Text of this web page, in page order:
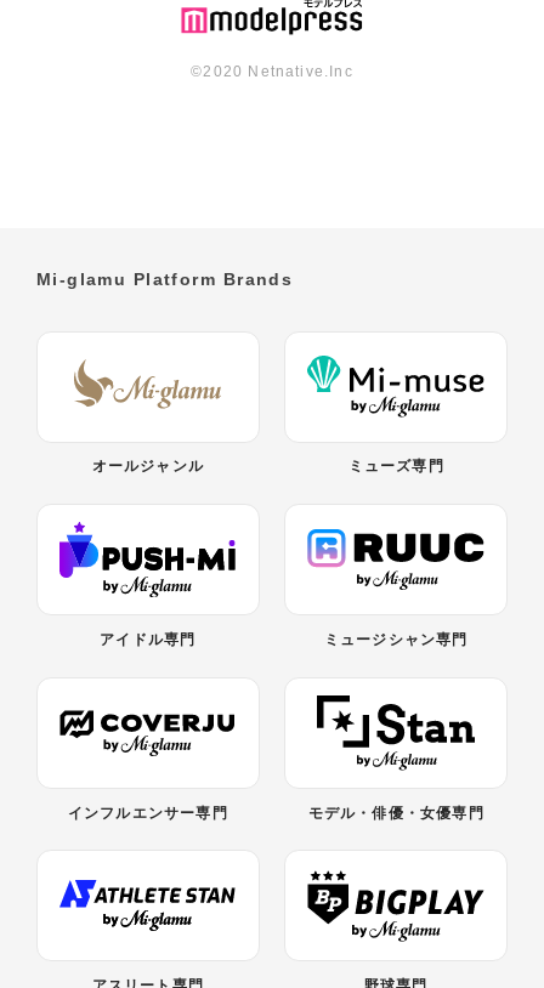
©︎2020 Netnative.Inc
Mi-glamu Platform Brands
オールジャンル ミューズ専門
アイドル専門 ミュージシャン専門
インフルエンサー専門 モデル・俳優・女優専門